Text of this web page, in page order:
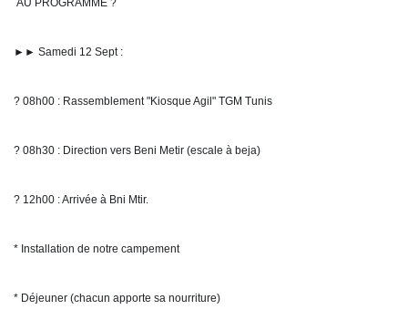
AU PROGRAMME ?
►► Samedi 12 Sept :
? 08h00 : Rassemblement "Kiosque Agil" TGM Tunis
? 08h30 : Direction vers Beni Metir (escale à beja)
? 12h00 : Arrivée à Bni Mtir.
* Installation de notre campement
* Déjeuner (chacun apporte sa nourriture)